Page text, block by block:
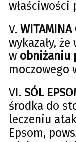
właściwości
V. WITAMINA
wykazały,
w obniżaniu
moczowego
VI. SÓL
środka do
leczeniu
Epsom,